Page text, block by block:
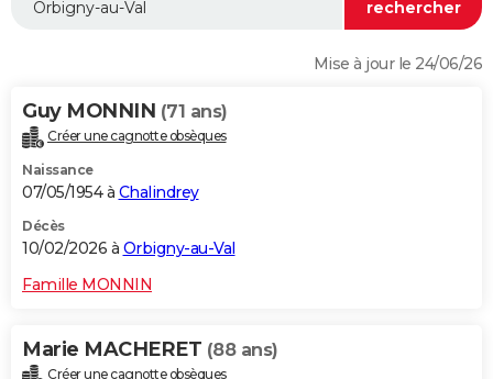
Guides de France
Escapades
Patrimoine
Expositions
Musées
Week-end nature
LIFESTYLE
Alimentation
Guide de la santé
Maladies
Médicaments
Sommeil
VOYAGE
Destinations
City break
Voyage nature
Voyage de noces
Forum
Climat
+PHOTO
GUIDES D'ACHAT
BONS PLANS
CARTE DE VOEUX
Dictionnaire
Biographies
Citations
Expressions
Proverbes
PROGRAMME TV
Mise à jour le 24/06/26
Guy MONNIN (71 ans)
Créer une cagnotte obsèques
Naissance
07/05/1954 à Chalindrey
Décès
10/02/2026 à Orbigny-au-Val
Famille MONNIN
Marie MACHERET (88 ans)
Créer une cagnotte obsèques